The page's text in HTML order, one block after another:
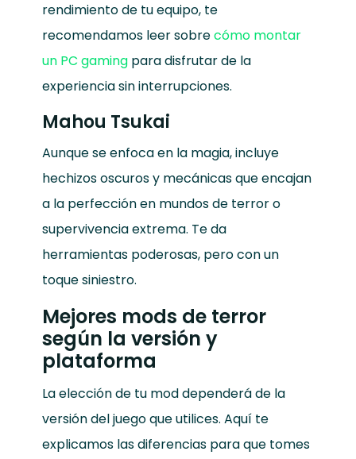
rendimiento de tu equipo, te
recomendamos leer sobrecómo montar
un PC gamingpara disfrutar de la
experiencia sin interrupciones.
Mahou Tsukai
Aunque se enfoca en la magia, incluye
hechizos oscuros y mecánicas que encajan
a la perfección en mundos de terror o
supervivencia extrema. Te da
herramientas poderosas, pero con un
toque siniestro.
Mejores mods de terror
según la versión y
plataforma
La elección de tu mod dependerá de la
versión del juego que utilices. Aquí te
explicamos las diferencias para que tomes